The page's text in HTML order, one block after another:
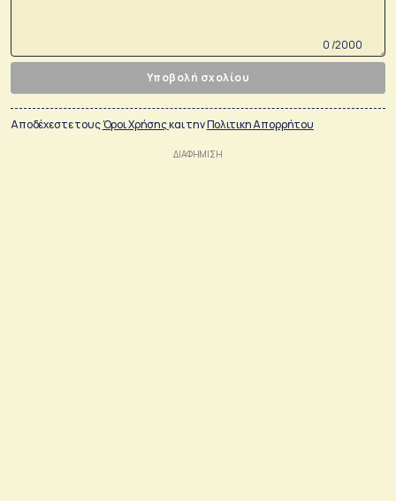
0 /2000
Υποβολή σχολίου
Αποδέχεστε τουςΌροι Χρήσηςκαι τηνΠολιτικη Απορρήτου